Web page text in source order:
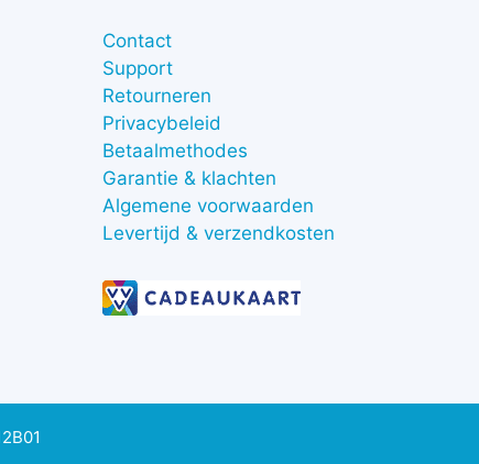
Contact
Support
Retourneren
Privacybeleid
Betaalmethodes
Garantie & klachten
Algemene voorwaarden
Levertijd & verzendkosten